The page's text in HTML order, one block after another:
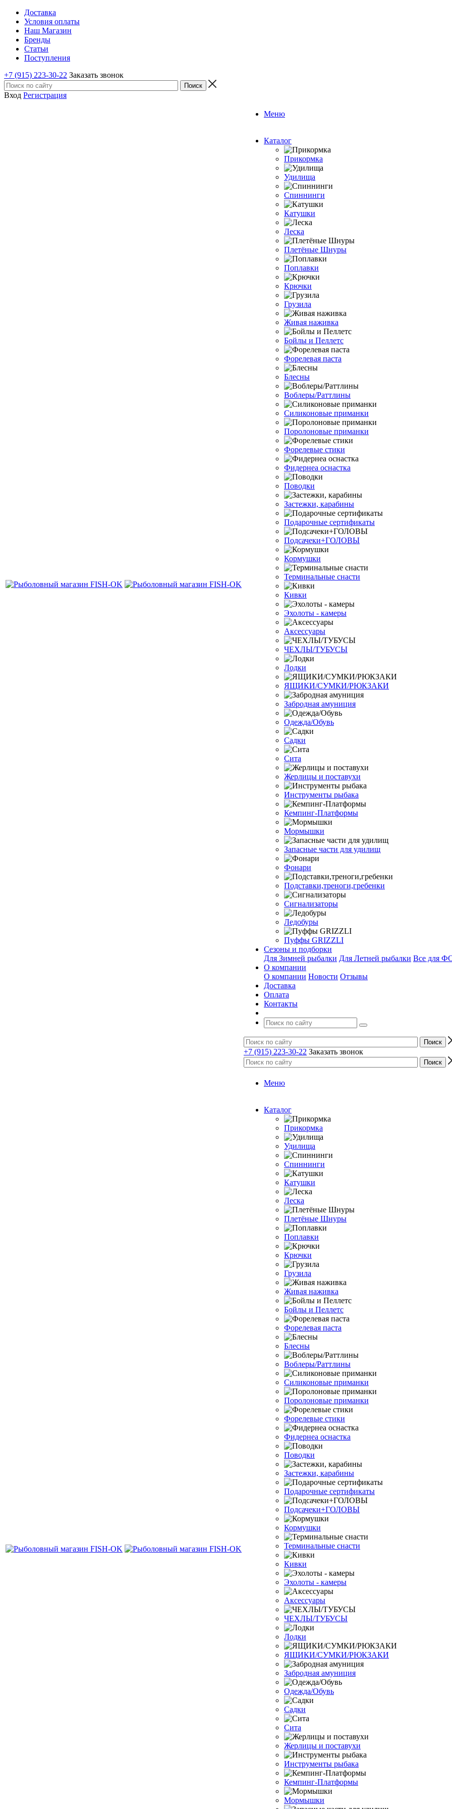
Доставка
Условия оплаты
Наш Магазин
Бренды
Статьи
Поступления
+7 (915) 223-30-22 Заказать звонок
Вход Регистрация
Меню
Каталог
Прикормка
Удилища
Спиннинги
Катушки
Леска
Плетёные Шнуры
Поплавки
Крючки
Грузила
Живая наживка
Бойлы и Пеллетс
Форелевая паста
Блесны
Воблеры/Раттлины
Силиконовые приманки
Поролоновые приманки
Форелевые стики
Фидернеа оснастка
Поводки
Застежки, карабины
Подарочные сертификаты
Подсачеки+ГОЛОВЫ
Кормушки
Терминальные снасти
Кивки
Эхолоты - камеры
Аксессуары
ЧЕХЛЫ/ТУБУСЫ
Лодки
ЯЩИКИ/СУМКИ/РЮКЗАКИ
Забродная амуниция
Одежда/Обувь
Садки
Сита
Жерлицы и поставухи
Инструменты рыбака
Кемпинг-Платформы
Мормышки
Запасные части для удилищ
Фонари
Подставки,треноги,гребенки
Сигнализаторы
Ледобуры
Пуффы GRIZZLI
Сезоны и подборки
Для Зимней рыбалки Для Летней рыбалки Все для
О компании
О компании Новости Отзывы
Доставка
Оплата
Контакты
+7 (915) 223-30-22 Заказать звонок
Меню
Каталог
Прикормка
Удилища
Спиннинги
Катушки
Леска
Плетёные Шнуры
Поплавки
Крючки
Грузила
Живая наживка
Бойлы и Пеллетс
Форелевая паста
Блесны
Воблеры/Раттлины
Силиконовые приманки
Поролоновые приманки
Форелевые стики
Фидернеа оснастка
Поводки
Застежки, карабины
Подарочные сертификаты
Подсачеки+ГОЛОВЫ
Кормушки
Терминальные снасти
Кивки
Эхолоты - камеры
Аксессуары
ЧЕХЛЫ/ТУБУСЫ
Лодки
ЯЩИКИ/СУМКИ/РЮКЗАКИ
Забродная амуниция
Одежда/Обувь
Садки
Сита
Жерлицы и поставухи
Инструменты рыбака
Кемпинг-Платформы
Мормышки